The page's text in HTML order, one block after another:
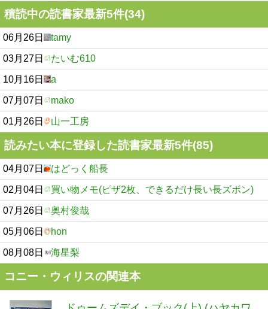
積読中の読書家最新5件(34)
06月26日 tamy
03月27日 たいむ610
10月16日 a
07月07日 mako
01月26日 山一工房
読みたい本に登録した読書家最新5件(85)
04月07日 はどっく船長
02月04日 買い物メモ(ピザ2枚、できるだけ長い長ズボン)
07月26日 奥村俊哉
05月06日 hon
08月08日 海星梨
コニー・ウィリスの関連本